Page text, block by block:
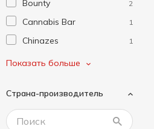
Bounty 2
Cannabis Bar 1
Chinazes 1
Choco Shocks
Fizi 12
Fruit Bar 2
Показать больше
Страна-производитель